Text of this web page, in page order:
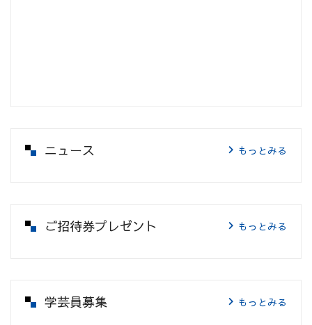
ニュース もっとみる
ご招待券プレゼント もっとみる
学芸員募集 もっとみる